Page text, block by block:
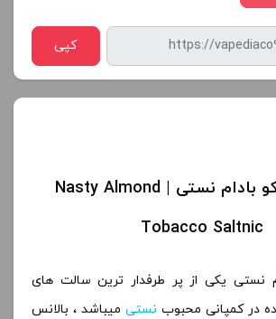
کپی
سالت تنباکو بادام نستی | Nasty Almond
Tobacco Saltnic
نستی یکی از پر طرفدار ترین سالت های
در کمپانی محبوب نستی میباشد ، بالانس